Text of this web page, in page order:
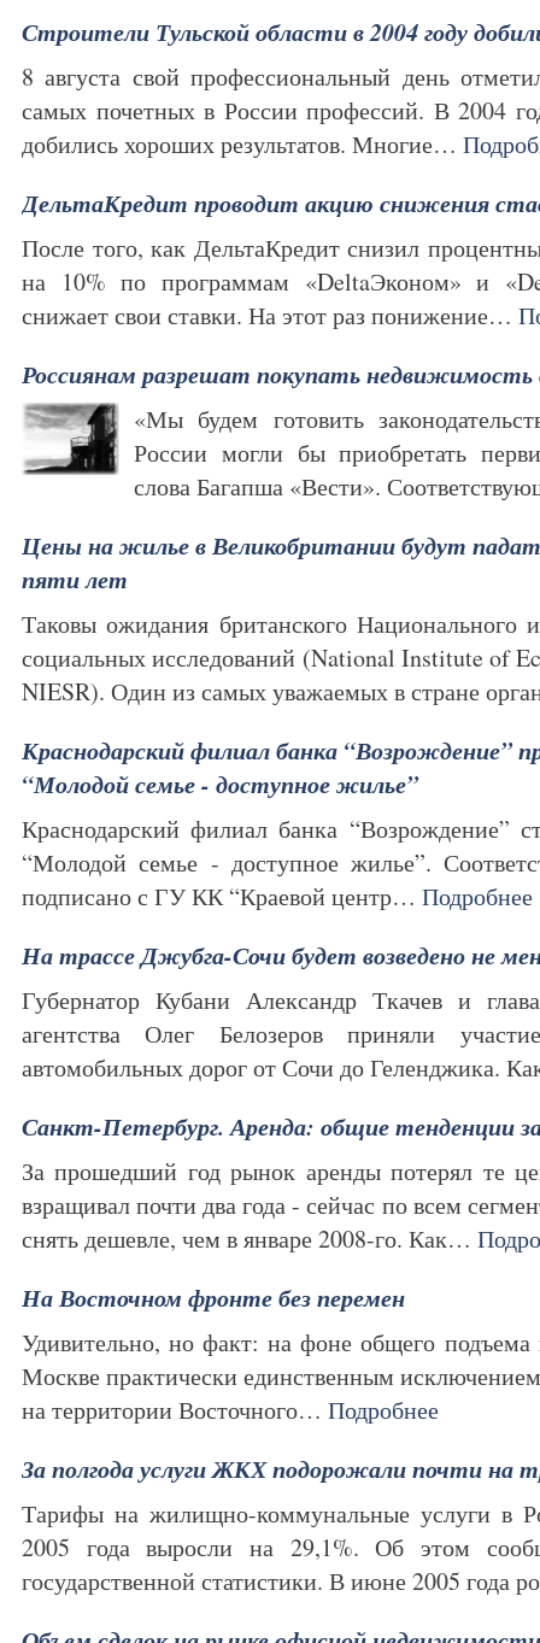
Строители Тульской области в 2004 году
8 августа свой профессиональный день
самых почетных в России профессий. В 2004
добились хороших результатов. Многие…
ДельтаКредит проводит акцию снижения
После того, как ДельтаКредит снизил
на 10% по программам «DeltaЭконом» и
снижает свои ставки. На этот раз понижение…
Россиянам разрешат покупать недвижимость
«Мы будем готовить
России могли бы приобретать
слова Багапша «Вести».
Цены на жилье в Великобритании будут
пяти лет
Таковы ожидания британского Национального
социальных исследований (National Institute of
NIESR). Один из самых уважаемых в стране
Краснодарский филиал банка “Возрождение”
“Молодой семье - доступное жилье”
Краснодарский филиал банка “Возрождение”
“Молодой семье - доступное жилье”.
подписано с ГУ КК “Краевой центр… Подробнее
На трассе Джубга-Сочи будет возведено не
Губернатор Кубани Александр Ткачев и
агентства Олег Белозеров приняли
автомобильных дорог от Сочи до Геленджика.
Санкт-Петербург. Аренда: общие тенденции
За прошедший год рынок аренды потерял те
взращивал почти два года - сейчас по всем
снять дешевле, чем в январе 2008-го. Как…
На Восточном фронте без перемен
Удивительно, но факт: на фоне общего
Москве практически единственным
на территории Восточного… Подробнее
За полгода услуги ЖКХ подорожали почти на
Тарифы на жилищно-коммунальные услуги в
2005 года выросли на 29,1%. Об этом
государственной статистики. В июне 2005 года